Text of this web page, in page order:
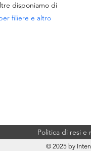
disponiamo di
filiere e altro
Politica di resi e
© 2025 by